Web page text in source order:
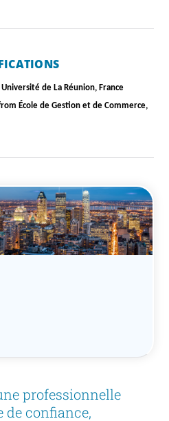
professionnelle
de confiance,
de La Réunion, France
École de Gestion et de Commerce,